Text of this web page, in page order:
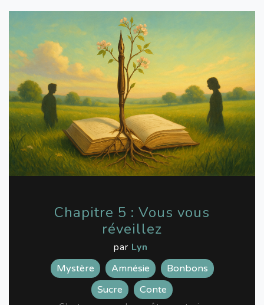
Chapitre 5 : Vous vous
réveillez
par Lyn
Mystère Amnésie
Bonbons
Sucre
Conte